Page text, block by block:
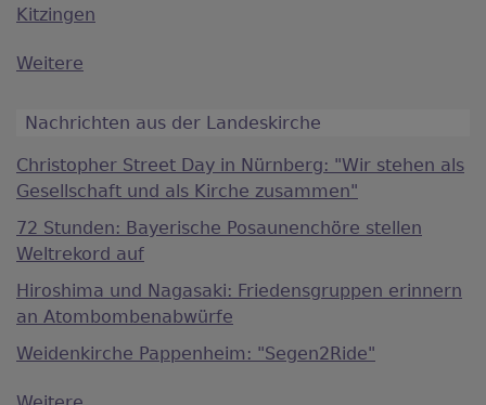
Kitzingen
Weitere
Nachrichten aus der Landeskirche
Christopher Street Day in Nürnberg: "Wir stehen als
Gesellschaft und als Kirche zusammen"
72 Stunden: Bayerische Posaunenchöre stellen
Weltrekord auf
Hiroshima und Nagasaki: Friedensgruppen erinnern
an Atombombenabwürfe
Weidenkirche Pappenheim: "Segen2Ride"